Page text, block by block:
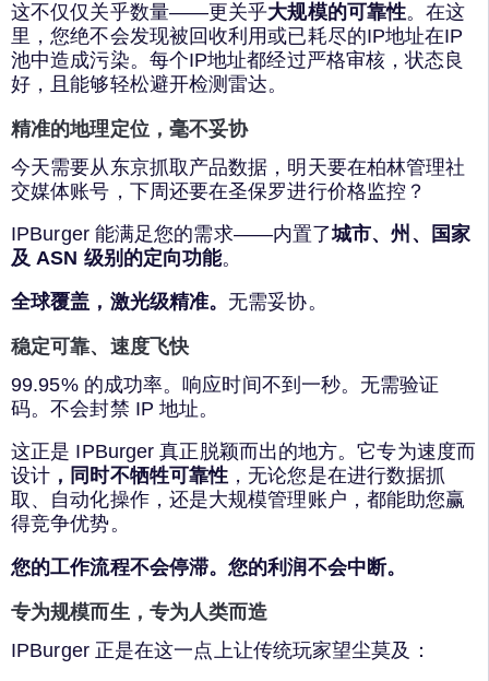
这不仅仅关乎数量——更关乎大规模的可靠性。在这
里，您绝不会发现被回收利用或已耗尽的IP地址在IP
池中造成污染。每个IP地址都经过严格审核，状态良
好，且能够轻松避开检测雷达。
精准的地理定位，毫不妥协
今天需要从东京抓取产品数据，明天要在柏林管理社
交媒体账号，下周还要在圣保罗进行价格监控？
IPBurger 能满足您的需求——内置了城市、州、国家
及 ASN 级别的定向功能。
全球覆盖，激光级精准。 无需妥协。
稳定可靠、速度飞快
99.95% 的成功率。响应时间不到一秒。无需验证
码。不会封禁 IP 地址。
这正是 IPBurger 真正脱颖而出的地方。它专为速度而
设计 ，同时不牺牲可靠性 ，无论您是在进行数据抓
取、自动化操作，还是大规模管理账户，都能助您赢
得竞争优势。
您的工作流程不会停滞。您的利润不会中断。
专为规模而生，专为人类而造
IPBurger 正是在这一点上让传统玩家望尘莫及：